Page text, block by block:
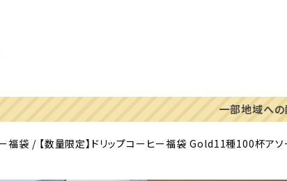
一部地域へ
福袋 【数量限定】ドリップコーヒー福袋 Gold11種100杯アソ